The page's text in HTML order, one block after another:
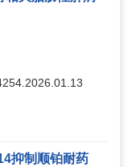
抑制顺铂耐药